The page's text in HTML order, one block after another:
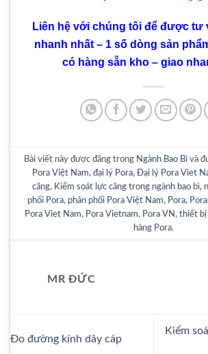
Liên hệ với chúng tôi để được tư
nhanh nhất – 1 số dòng sản
có hàng sẵn kho – giao
Bài viết này được đăng trong Ngành Bao Bì và
Pora Việt Nam, đại lý Pora, Đại lý Pora Viet
căng, Kiểm soát lực căng trong ngành bao bì,
phối Pora, phân phối Pora Việt Nam, Pora,
Pora Viet Nam, Pora Vietnam, Pora VN , thiết bị
hàng Pora.
MR ĐỨC
Đo đường kính dây cáp
Kiểm